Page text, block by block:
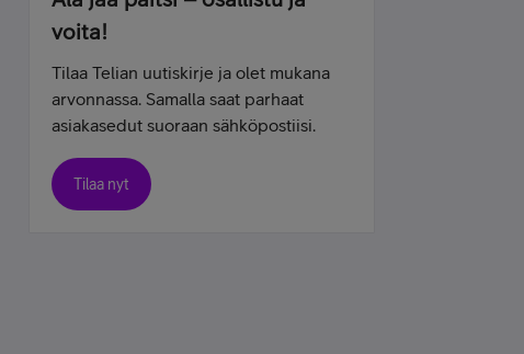
voita!
Tilaa Telian uutiskirje ja olet mukana
arvonnassa. Samalla saat parhaat
asiakasedut suoraan sähköpostiisi.
Tilaa nyt